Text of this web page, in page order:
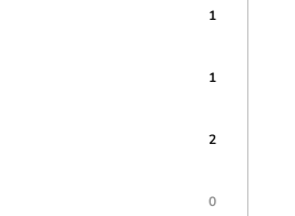
1
1
2
0